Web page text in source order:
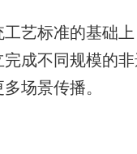
工艺标准的基础
成不同规模的
场景传播。